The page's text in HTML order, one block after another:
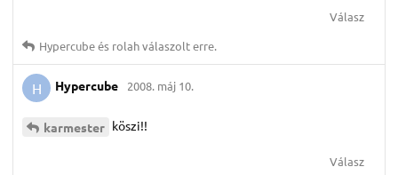
Válasz
Hypercubeés rolahválaszolt erre.
H Hypercube 2008. máj 10.
karmester köszi!!
Válasz